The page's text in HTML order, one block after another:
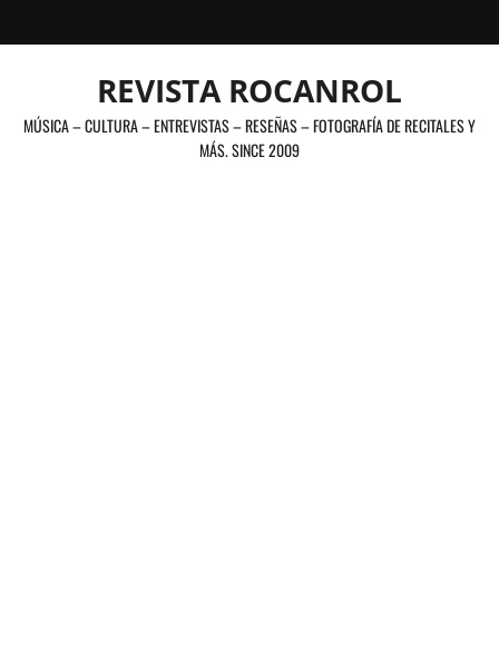
al
REVISTA ROCANROL
MÚSICA – CULTURA – ENTREVISTAS – RESEÑAS – FOTOGRAFÍA DE RECITALES Y
MÁS. SINCE 2009